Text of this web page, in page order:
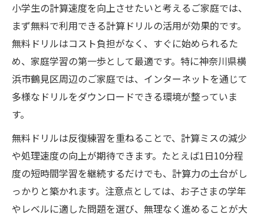
小学生の計算速度を向上させたいと考えるご家庭では、
まず無料で利用できる計算ドリルの活用が効果的です。
無料ドリルはコスト負担がなく、すぐに始められるた
め、家庭学習の第一歩として最適です。特に神奈川県横
浜市鶴見区周辺のご家庭では、インターネットを通じて
多様なドリルをダウンロードできる環境が整っていま
す。
無料ドリルは反復練習を重ねることで、計算ミスの減少
や処理速度の向上が期待できます。たとえば1日10分程
度の短時間学習を継続するだけでも、計算力の土台がし
っかりと築かれます。注意点としては、お子さまの学年
やレベルに適した問題を選び、無理なく進めることが大